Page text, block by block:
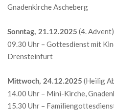
Gnadenkirche Ascheberg
Sonntag, 21.12.2025 (4. Advent)
09.30 Uhr – Gottesdienst mit
Drensteinfurt
Mittwoch, 24.12.2025 (Heilig
14.00 Uhr – Mini-Kirche,
15.30 Uhr –